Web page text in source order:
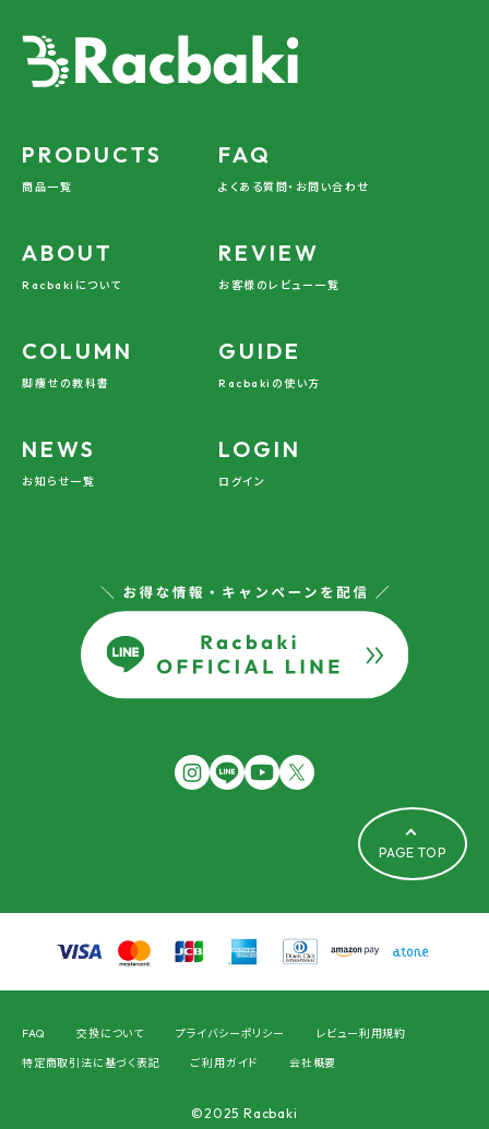
PRODUCTS
商品一覧
FAQ
よくある質問・お問い合わせ
ABOUT
Racbakiについて
REVIEW
お客様のレビュー一覧
COLUMN
脚痩せの教科書
GUIDE
Racbakiの使い方
NEWS
お知らせ一覧
LOGIN
ログイン
PAGE TOP
FAQ 交換について プライバシーポリシー レビュー利用規約
特定商取引法に基づく表記 ご利用ガイド 会社概要
©2025 Racbaki